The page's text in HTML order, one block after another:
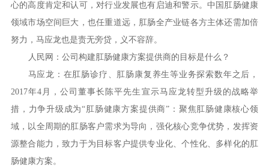
心的高度肯定和认可，对行业发展也有启迪和警示。中国肛肠健康
领域市场空间巨大，也任重道远，肛肠全产业链各方主体还需加倍
努力，马应龙也是责无旁贷，义不容辞。
人民网：公司构建肛肠健康方案提供商的目标是什么？
马应龙：在肛肠诊疗、肛肠康复养生等业务探索数年之后，
2017年4月，公司董事长陈平先生宣示马应龙转型升级的战略举
措，力争升级成为“肛肠健康方案提供商”：聚焦肛肠健康核心领
域，以全周期的肛肠客户需求为导向，强化核心竞争优势，发挥资
源整合能力，致力于为目标客户提供专业化、个性化、多样化的肛
肠健康方案。